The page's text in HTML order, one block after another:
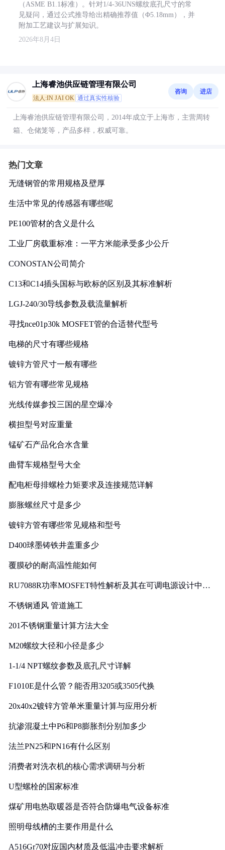
（ASME B1.1标准）。针对1/4-36UNS螺纹底孔尺寸的常
见疑问，通过公式推导给出精确推荐值（Φ5.18mm），并
附加工艺建议与扩展知识。
2026年8月4日
上海睿池供应链管理有限公司
法人:IN JAI OK 通过真实性核验
咨询 进店
上海睿池供应链管理有限公司，2014年成立于上海市，主营周转
箱、仓储笼等，产品多样，权威可靠。
热门文章
无缝钢管的常用规格及壁厚
生活中常见的传感器有哪些呢
PE100管材的含义是什么
工业厂房载重标准：一平方米能承受多少公斤
CONOSTAN公司简介
C13和C14插头国标与欧标的区别及其标准解析
LGJ-240/30导线参数及载流量解析
寻找nce01p30k MOSFET管的合适替代型号
电梯的尺寸有哪些规格
镀锌方管尺寸一般有哪些
铝方管有哪些常见规格
光线传媒参投三国的星空爆冷
横担型号对应重量
锰矿石产品化合水含量
曲臂车规格型号大全
配电柜母排螺栓力矩要求及连接规范详解
膨胀螺丝尺寸是多少
镀锌方管有哪些常见规格和型号
D400球墨铸铁井盖重多少
覆膜砂的耐高温性能如何
RU7088R功率MOSFET特性解析及其在可调电源设计中的
不锈钢通风 管道施工
201不锈钢重量计算方法大全
M20螺纹大径和小径是多少
1-1/4 NPT螺纹参数及底孔尺寸详解
F1010E是什么管？能否用3205或3505代换
20x40x2镀锌方管单米重量计算与应用分析
抗渗混凝土中P6和P8膨胀剂分别加多少
法兰PN25和PN16有什么区别
消费者对洗衣机的核心需求调研与分析
U型螺栓的国家标准
煤矿用电热取暖器是否符合防爆电气设备标准
照明母线槽的主要作用是什么
A516Gr70对应国内材质及低温冲击要求解析